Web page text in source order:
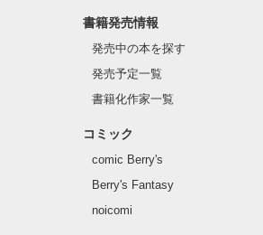
書籍発売情報
発売中の本を探す
発売予定一覧
書籍化作家一覧
コミック
comic Berry's
Berry's Fantasy
noicomi